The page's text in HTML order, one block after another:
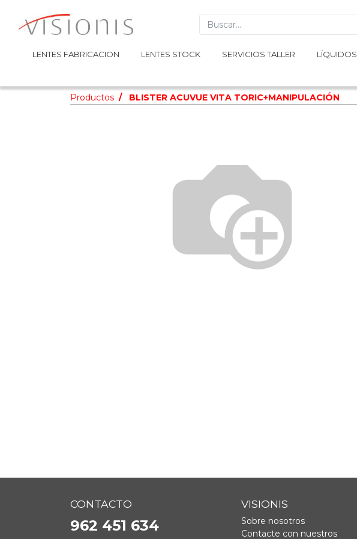
LENTES FABRICACION LENTES STOCK SERVICIOS TALLER LÍQUIDOS
LENTES FABRICACION LENTES STOCK SERVICIOS TALLER LÍQUIDOS
Productos BLISTER ACUVUE VITA TORIC+MANIPULACIÓN
CONTACTO
962 451 634
VISIONIS
Sobre nosotros
Contacte con nuestros